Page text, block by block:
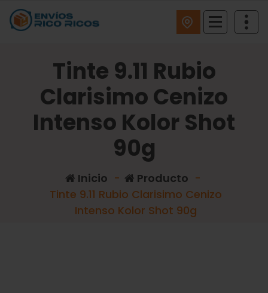
Tinte 9.11 Rubio
Clarisimo Cenizo
Intenso Kolor Shot
90g
Inicio - Producto -
Tinte 9.11 Rubio Clarisimo Cenizo
Intenso Kolor Shot 90g